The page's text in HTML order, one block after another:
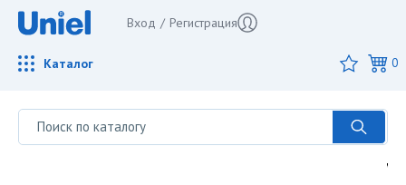
Вход / Регистрация
Каталог 0